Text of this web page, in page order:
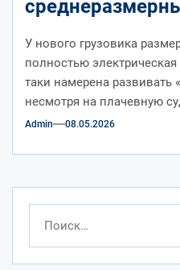
долларов
У нового грузовика
полностью
таки намерена развивать
несмотря на плачевную
Американская компания
Admin 08.05.2026